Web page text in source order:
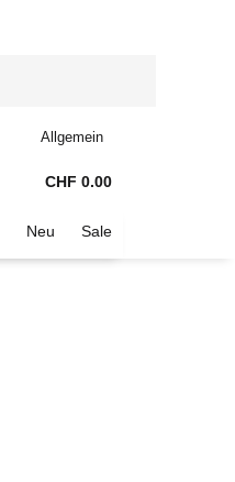
Allgemein
CHF 0.00
Neu Sale